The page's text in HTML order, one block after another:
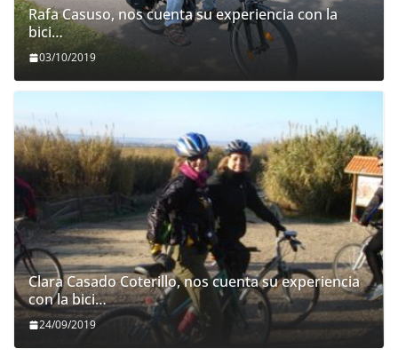
Rafa Casuso, nos cuenta su experiencia con la
bici…
03/10/2019
Clara Casado Coterillo, nos cuenta su experiencia
con la bici…
24/09/2019